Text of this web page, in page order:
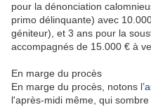
pour la dénonciation
primo délinquante) avec
géniteur), et 3 ans pour la
accompagnés de 15.000 € à
En marge du procès
En marge du procès, notons
l'après-midi même, qui